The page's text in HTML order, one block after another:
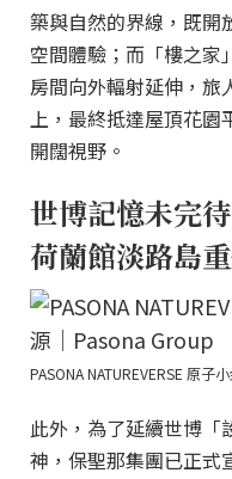
築與自然的界線，既開
空間體驗；而「樓之家
房間向外輻射延伸，旅
上，最終抵達屋頂花園
開闊視野。
世博記憶未完
荷蘭館淡路島
PASONA NATUREVERSE 原
此外，為了延續世博「
神，保聖那集團已正式